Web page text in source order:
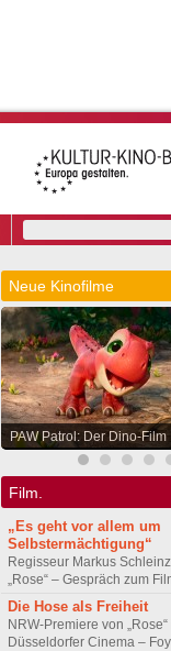
Neue Kinofilme
PAW Patrol: Der Dino-Film
Film.
„Es geht vor allem um
Selbstermächtigung“
Regisseur Markus
„Rose“ – Gespräch zum
Die Hose als Freiheit
NRW-Premiere von „Rose“
Düsseldorfer Cinema –